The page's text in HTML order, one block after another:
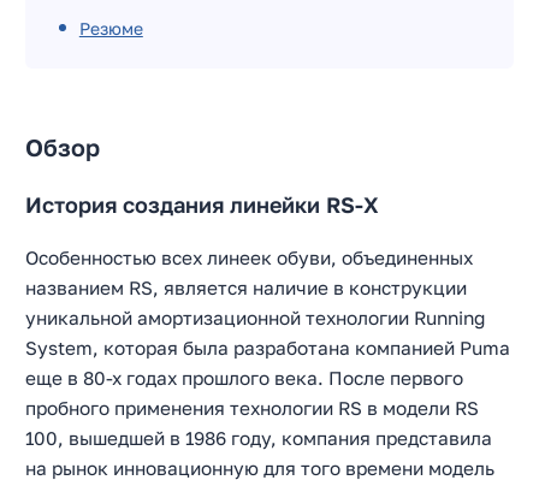
Обзор
История создания линейки RS-X
Особенностью всех линеек обуви, объединенных
названием RS, является наличие в конструкции
уникальной амортизационной технологии Running
System, которая была разработана компанией Puma
еще в 80-х годах прошлого века. После первого
пробного применения технологии RS в модели RS
100, вышедшей в 1986 году, компания представила
на рынок инновационную для того времени модель
Резюме